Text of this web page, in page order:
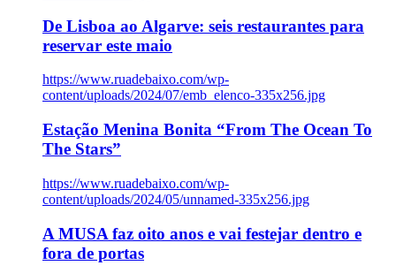
De Lisboa ao Algarve: seis restaurantes para
reservar este maio
https://www.ruadebaixo.com/wp-
content/uploads/2024/07/emb_elenco-335x256.jpg
Estação Menina Bonita “From The Ocean To
The Stars”
https://www.ruadebaixo.com/wp-
content/uploads/2024/05/unnamed-335x256.jpg
A MUSA faz oito anos e vai festejar dentro e
fora de portas